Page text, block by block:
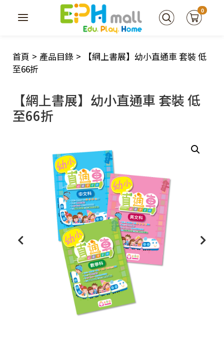
0
首頁 > 產品目錄 >
【網上書展】幼小直通車 套裝 低
至66折
【網上書展】幼小直通車 套裝 低
至66折